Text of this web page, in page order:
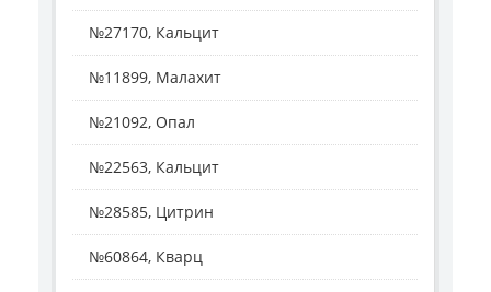
№27170, Кальцит
№11899, Малахит
№21092, Опал
№22563, Кальцит
№28585, Цитрин
№60864, Кварц